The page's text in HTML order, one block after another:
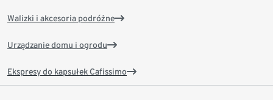
Walizki i akcesoria podróżne
Urządzanie domu i ogrodu
Ekspresy do kapsułek Cafissimo